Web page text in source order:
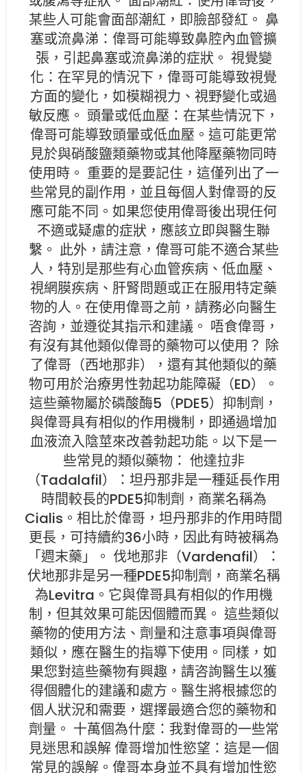
某些人可能會面部潮紅，即臉部發紅。 鼻
塞或流鼻涕：偉哥可能導致鼻腔內血管擴
張，引起鼻塞或流鼻涕的症狀。 視覺變
化：在罕見的情況下，偉哥可能導致視覺
方面的變化，如模糊視力、視野變化或過
敏反應。 頭暈或低血壓：在某些情況下，
偉哥可能導致頭暈或低血壓。這可能更常
見於與硝酸鹽類藥物或其他降壓藥物同時
使用時。 重要的是要記住，這僅列出了一
些常見的副作用，並且每個人對偉哥的反
應可能不同。如果您使用偉哥後出現任何
不適或疑慮的症狀，應該立即與醫生聯
繫。 此外，請注意，偉哥可能不適合某些
人，特別是那些有心血管疾病、低血壓、
視網膜疾病、肝腎問題或正在服用特定藥
物的人。在使用偉哥之前，請務必向醫生
咨詢，並遵從其指示和建議。 唔食偉哥，
有沒有其他類似偉哥的藥物可以使用？ 除
了偉哥（西地那非），還有其他類似的藥
物可用於治療男性勃起功能障礙（ED）。
這些藥物屬於磷酸酶5（PDE5）抑制劑，
與偉哥具有相似的作用機制，即通過增加
血液流入陰莖來改善勃起功能。以下是一
些常見的類似藥物： 他達拉非
（Tadalafil）：坦丹那非是一種延長作用
時間較長的PDE5抑制劑，商業名稱為
Cialis。相比於偉哥，坦丹那非的作用時間
更長，可持續約36小時，因此有時被稱為
「週末藥」。 伐地那非（Vardenafil）：
伏地那非是另一種PDE5抑制劑，商業名稱
為Levitra。它與偉哥具有相似的作用機
制，但其效果可能因個體而異。 這些類似
藥物的使用方法、劑量和注意事項與偉哥
類似，應在醫生的指導下使用。同樣，如
果您對這些藥物有興趣，請咨詢醫生以獲
得個體化的建議和處方。醫生將根據您的
個人狀況和需要，選擇最適合您的藥物和
劑量。 十萬個為什麼：我對偉哥的一些常
見迷思和誤解 偉哥增加性慾望：這是一個
常見的誤解。偉哥本身並不具有增加性慾